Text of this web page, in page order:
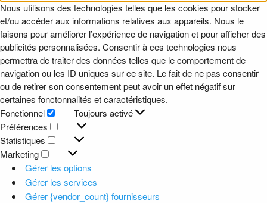
Nous utilisons des technologies telles que les cookies pour stocker
et/ou accéder aux informations relatives aux appareils. Nous le
faisons pour améliorer l’expérience de navigation et pour afficher des
publicités personnalisées. Consentir à ces technologies nous
permettra de traiter des données telles que le comportement de
navigation ou les ID uniques sur ce site. Le fait de ne pas consentir
ou de retirer son consentement peut avoir un effet négatif sur
certaines fonctonnalités et caractéristiques.
Fonctionnel
Fonctionnel
Toujours activé
Préférences
Préférences
Statistiques
Statistiques
Marketing
Marketing
Gérer les options
Gérer les services
Gérer {vendor_count} fournisseurs